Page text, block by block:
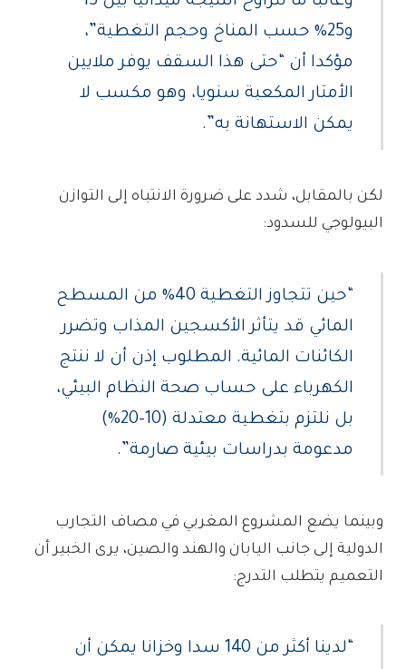
و25% حسب المناخ وحجم التغطية”،
مؤكدا أن “حتى هذا السقف يوفر ملايين
الأمتار المكعبة سنويا، وهو مكسب لا
يمكن الاستهانة به”.
لكن بالمقابل، شدد على ضرورة الانتباه إلى التوازن
البيولوجي للسدود:
“حين تتجاوز التغطية 40% من المسطح
المائي قد يتأثر الأكسجين المذاب وتضرر
الكائنات المائية. المطلوب إذن أن لا ننتج
الكهرباء على حساب صحة النظام البيئي،
بل نلتزم بتغطية معتدلة (10–20%)
مدعومة بدراسات بيئية صارمة”.
وبينما يضع المشروع المغربي في مصاف التجارب
الدولية إلى جانب اليابان والهند والصين، يرى الخبير أن
التعميم يتطلب التدرج:
“لدينا أكثر من 140 سدا وخزانا يمكن أن